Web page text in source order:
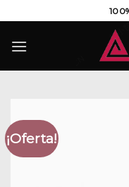
al
contenido
¡Oferta!